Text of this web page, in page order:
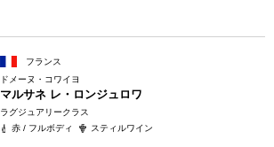
フランス
ドメーヌ・コワイヨ
マルサネ レ・ロンジュロワ
ラグジュアリークラス
赤 / フルボディ
スティルワイン